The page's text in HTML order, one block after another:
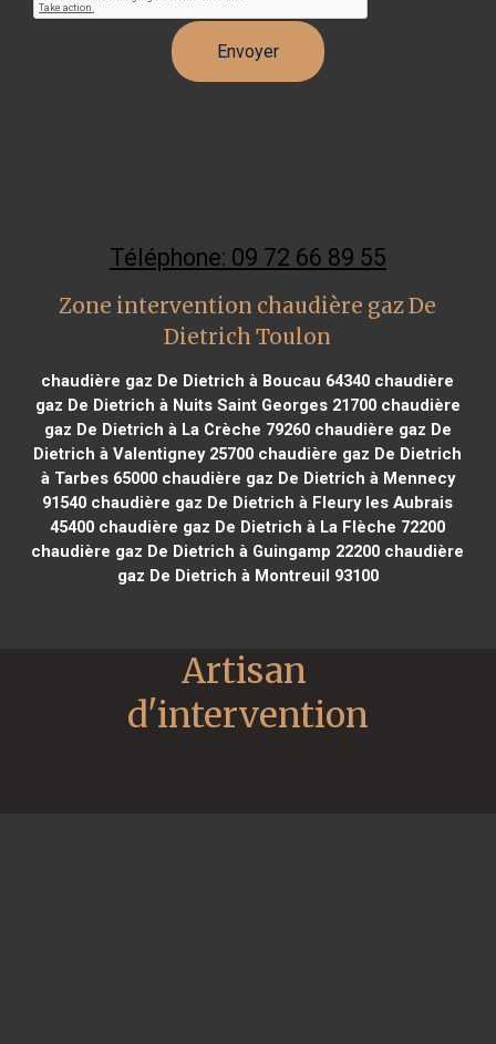
Téléphone: 09 72 66 89 55
Zone intervention chaudière gaz De
Dietrich Toulon
chaudière gaz De Dietrich à Boucau 64340 chaudière
gaz De Dietrich à Nuits Saint Georges 21700chaudière
gaz De Dietrich à La Crèche 79260chaudière gaz De
Dietrich à Valentigney 25700 chaudière gaz De Dietrich
à Tarbes 65000chaudière gaz De Dietrich à Mennecy
91540 chaudière gaz De Dietrich à Fleury les Aubrais
45400 chaudière gaz De Dietrich à La Flèche 72200
chaudière gaz De Dietrich à Guingamp 22200 chaudière
gaz De Dietrich à Montreuil 93100
Artisan
d'intervention